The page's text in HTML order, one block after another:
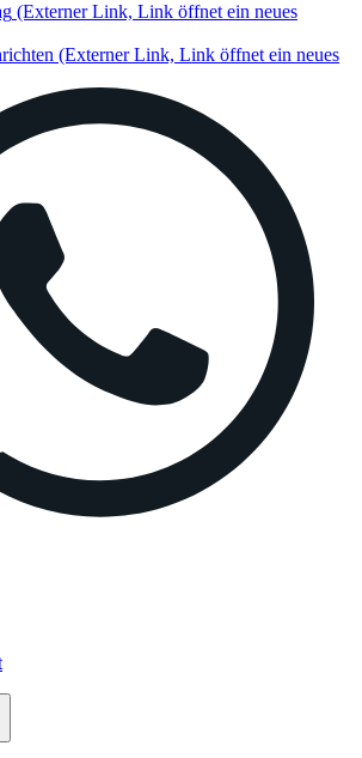
(Externer Link, Link öffnet ein neues
(Externer Link, Link öffnet ein neues